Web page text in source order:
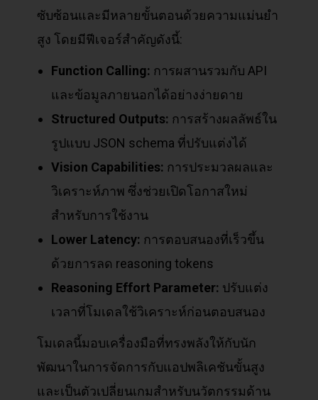
ซับซ้อนและมีหลายขั้นตอนด้วยความแม่นยำ
สูง โดยมีฟีเจอร์สำคัญดังนี้:
Function Calling: การผสานรวมกับ API
และข้อมูลภายนอกได้อย่างง่ายดาย
Structured Outputs: การสร้างผลลัพธ์ใน
รูปแบบ JSON schema ที่ปรับแต่งได้
Vision Capabilities: การประมวลผลและ
วิเคราะห์ภาพ ซึ่งช่วยเปิดโอกาสใหม่
สำหรับการใช้งาน
Lower Latency: การตอบสนองที่เร็วขึ้น
ด้วยการลด reasoning tokens
Reasoning Effort Parameter: ปรับแต่ง
เวลาที่โมเดลใช้วิเคราะห์ก่อนตอบสนอง
โมเดลนี้มอบเครื่องมือที่ทรงพลังให้กับนัก
พัฒนาในการจัดการกับแอปพลิเคชันขั้นสูง
และเป็นตัวเปลี่ยนเกมสำหรับนวัตกรรมด้าน